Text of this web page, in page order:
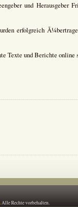
und Herausgeber
erfolgreich
Texte und Berichte online
Alle Rechte vorbehalten.